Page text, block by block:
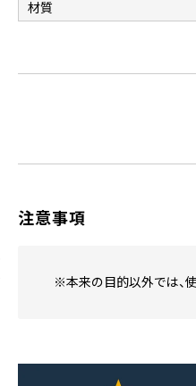
材質
注意事項
※本来の目的以外では、